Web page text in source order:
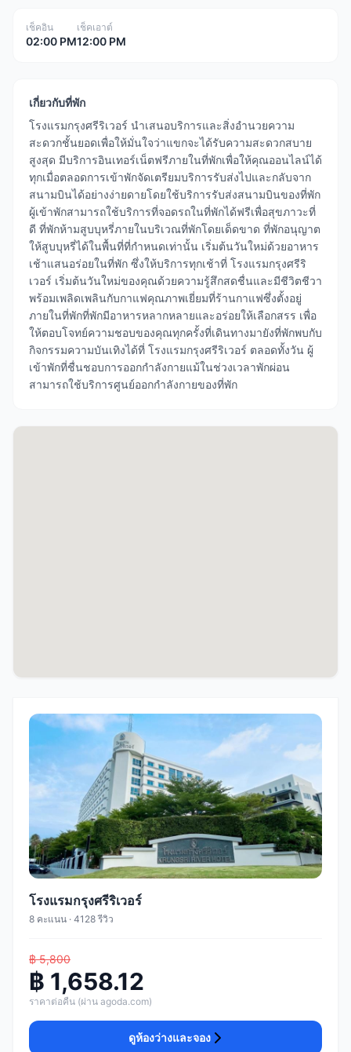
เช็คอิน
02:00 PM
เช็คเอาต์
12:00 PM
เกี่ยวกับที่พัก
โรงแรมกรุงศรีริเวอร์ นำเสนอบริการและสิ่งอำนวยความ
สะดวกชั้นยอดเพื่อให้มั่นใจว่าแขกจะได้รับความสะดวกสบาย
สูงสุด มีบริการอินเทอร์เน็ตฟรีภายในที่พักเพื่อให้คุณออนไลน์ได้
ทุกเมื่อตลอดการเข้าพักจัดเตรียมบริการรับส่งไปและกลับจาก
สนามบินได้อย่างง่ายดายโดยใช้บริการรับส่งสนามบินของที่พัก
ผู้เข้าพักสามารถใช้บริการที่จอดรถในที่พักได้ฟรีเพื่อสุขภาวะที่
ดี ที่พักห้ามสูบบุหรี่ภายในบริเวณที่พักโดยเด็ดขาด ที่พักอนุญาต
ให้สูบบุหรี่ได้ในพื้นที่ที่กำหนดเท่านั้น เริ่มต้นวันใหม่ด้วยอาหาร
เช้าแสนอร่อยในที่พัก ซึ่งให้บริการทุกเช้าที่ โรงแรมกรุงศรีริ
เวอร์ เริ่มต้นวันใหม่ของคุณด้วยความรู้สึกสดชื่นและมีชีวิตชีวา
พร้อมเพลิดเพลินกับกาแฟคุณภาพเยี่ยมที่ร้านกาแฟซึ่งตั้งอยู่
ภายในที่พักที่พักมีอาหารหลากหลายและอร่อยให้เลือกสรร เพื่อ
ให้ตอบโจทย์ความชอบของคุณทุกครั้งที่เดินทางมายังที่พักพบกับ
กิจกรรมความบันเทิงได้ที่ โรงแรมกรุงศรีริเวอร์ ตลอดทั้งวัน ผู้
เข้าพักที่ชื่นชอบการออกกำลังกายแม้ในช่วงเวลาพักผ่อน
สามารถใช้บริการศูนย์ออกกำลังกายของที่พัก
โรงแรมกรุงศรีริเวอร์
8 คะแนน · 4128 รีวิว
฿ 5,800
฿ 1,658.12
ราคาต่อคืน (ผ่าน agoda.com)
ดูห้องว่างและจอง